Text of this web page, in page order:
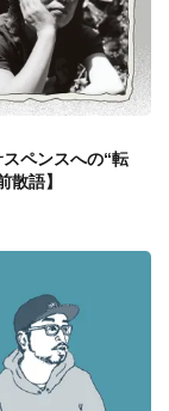
ペンスへの“転
語】